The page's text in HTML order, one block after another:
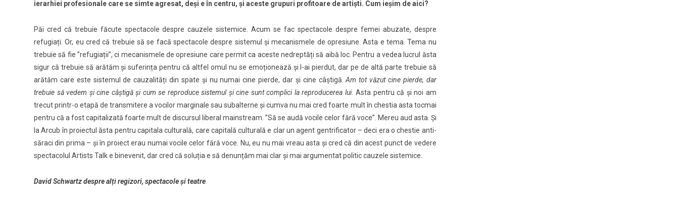
ierarhiei profesionale care se simte agresat, deși e în centru, și aceste grupuri profitoare de artiști. Cum ieșim de aici?
Păi cred că trebuie făcute spectacole despre cauzele sistemice. Acum se fac spectacole despre femei abuzate, despre
refugiați. Or, eu cred că trebuie să se facă spectacole despre sistemul și mecanismele de opresiune. Asta e tema. Tema nu
trebuie să fie ”refugiații”, ci mecanismele de opresiune care permit ca aceste nedreptăți să aibă loc. Pentru a vedea lucrul ăsta
sigur că trebuie să arătăm și suferința pentru că altfel omul nu se emoționează și l-ai pierdut, dar pe de altă parte trebuie să
arătăm care este sistemul de cauzalități din spate și nu numai cine pierde, dar și cine câștigă.Am tot văzut cine pierde, dar
trebuie să vedem și cine câștigă și cum se reproduce sistemul și cine sunt complici la reproducerea lui. Asta pentru că și noi am
trecut printr-o etapă de transmitere a vocilor marginale sau subalterne și cumva nu mai cred foarte mult în chestia asta tocmai
pentru că a fost capitalizată foarte mult de discursul liberal mainstream. ”Să se audă vocile celor fără voce”. Mereu aud asta. Și
la Arcub în proiectul ăsta pentru capitala culturală, care capitală culturală e clar un agent gentrificator – deci era o chestie anti-
săraci din prima – și în proiect erau numai vocile celor fără voce. Nu, eu nu mai vreau asta și cred că din acest punct de vedere
spectacolul Artists Talk e binevenit, dar cred că soluția e să denunțăm mai clar și mai argumentat politic cauzele sistemice.
David Schwartz despre alți regizori, spectacole și teatre